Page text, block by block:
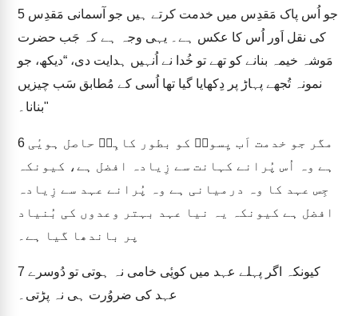
5
کی نقل اَور اُس کا عکس ہے۔ یہی وجہ ہے کہ جَب حضرت
مَوشہ خیمہ بنانے کو تھے تو خُدا نے اُنہیں ہدایت دی، “دیکھ، جو
نمونہ تُجھے پہاڑ پر دِکھایا گیا تھا اُسی کے مُطابق سَب چیزیں
بنانا۔"
6
ہے وہ اُس پُرانے کہانت سے زِیادہ افضل ہے، کیونکہ
جِس عہد کا وہ درمیانی ہے وہ پُرانے عہد سے زِیادہ
افضل ہے کیونکہ یہ نیا عہد بہتر وعدوں کی بُنیاد
پر باندھا گیا ہے۔
7
عہد کی ضروُرت ہی نہ پڑتی۔